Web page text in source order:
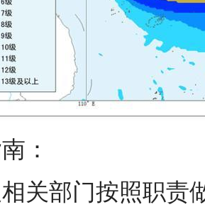
：
关部门按照职责